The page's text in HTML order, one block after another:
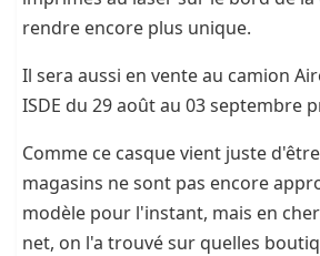
rendre encore plus unique.
Il sera aussi en vente au camion
ISDE du 29 août au 03 septembre
Comme ce casque vient juste
magasins ne sont pas encore
modèle pour l'instant, mais en
net, on l'a trouvé sur quelles